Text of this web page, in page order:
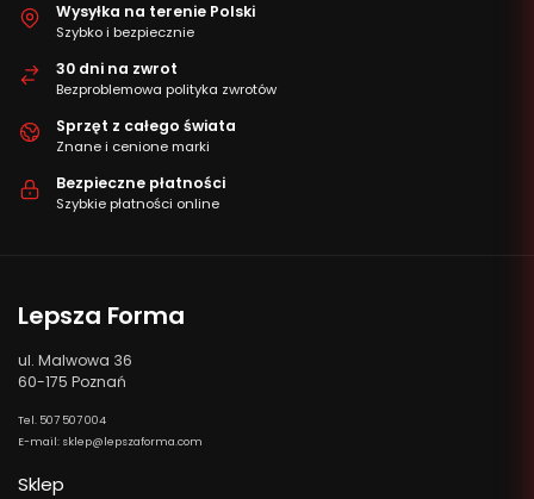
Wysyłka na terenie Polski
Szybko i bezpiecznie
30 dni na zwrot
Bezproblemowa polityka zwrotów
Sprzęt z całego świata
Znane i cenione marki
Bezpieczne płatności
Szybkie płatności online
Lepsza Forma
ul. Malwowa 36
60-175 Poznań
Tel. 507 507 004
E-mail: sklep@lepszaforma.com
Sklep